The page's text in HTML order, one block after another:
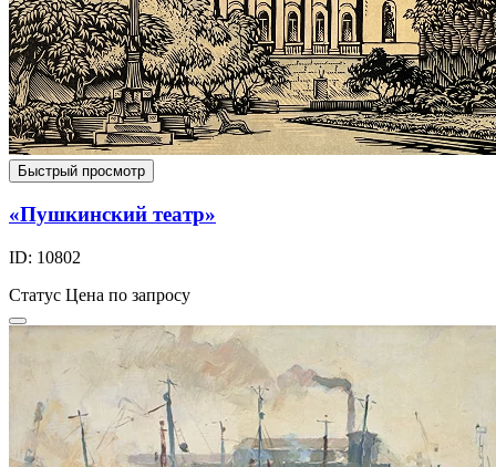
Быстрый просмотр
«Пушкинский театр»
ID: 10802
Статус Цена по запросу